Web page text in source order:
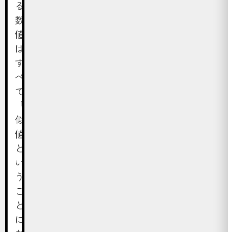
る
数
値
は
す
べ
て
「近
似
値」
と
い
う
こ
と
に